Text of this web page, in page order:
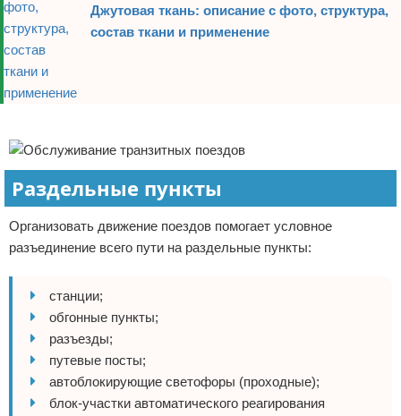
Джутовая ткань: описание с фото, структура,
состав ткани и применение
Раздельные пункты
Организовать движение поездов помогает условное
разъединение всего пути на раздельные пункты:
станции;
обгонные пункты;
разъезды;
путевые посты;
автоблокирующие светофоры (проходные);
блок-участки автоматического реагирования